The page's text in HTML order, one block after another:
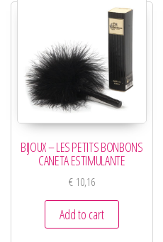
BIJOUX – LES PETITS BONBONS
CANETA ESTIMULANTE
€10,16
Add to cart